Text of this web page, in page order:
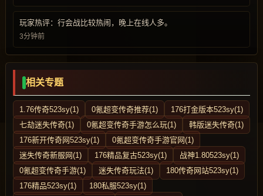
玩家热评：行会战比较热闹，晚上在线人多。
3分钟前
相关专题
1.76传奇523sy(1) 0氪超变传奇推荐(1)
176打金版本523sy(1)
七劫迷失传奇(1)
0氪超变传奇手游怎么玩(1)
韩版迷失传奇(1)
176新开传奇网523sy(1)
0氪超变传奇手游官网(1)
迷失传奇新服网(1)
176精品复古523sy(1)
战神1.80523sy(1)
0氪超变传奇手游(1)
迷失传奇玩法(1)
180传奇网站523sy(1)
176精品523sy(1)
180私服523sy(1)